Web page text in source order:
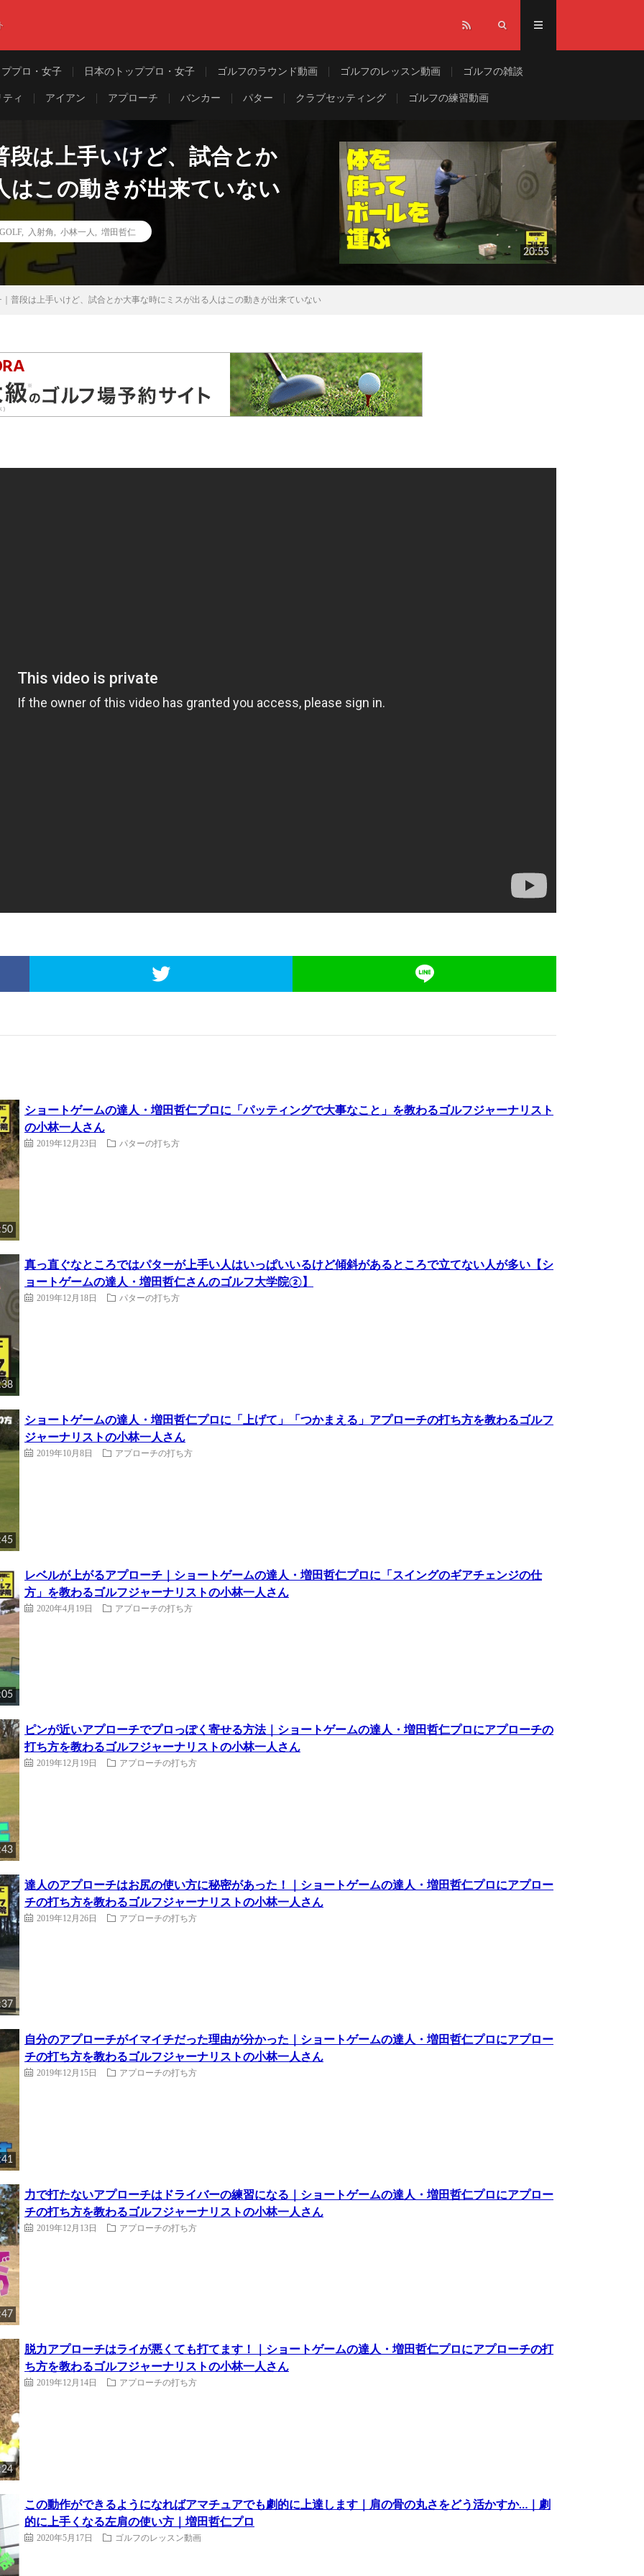
プロ・女子 日本のトッププロ・女子 ゴルフのラウンド動画 ゴルフのレッスン動画 ゴルフの雑談
ィ アイアン アプローチ バンカー パター クラブセッティング ゴルフの練習動画
段は上手いけど、試合とか
はこの動きが出来ていない
, 入射角 小林一人 増田哲仁
20:55
普段は上手いけど、試合とか大事な時にミスが出る人はこの動きが出来ていない
ショートゲームの達人・増田哲仁プロに「パッティングで大事なこと」を教わるゴルフジャーナリスト
の小林一人さん
2019年12月23日 パターの打ち方
真っ直ぐなところではパターが上手い人はいっぱいいるけど傾斜があるところで立てない人が多い【シ
ョートゲームの達人・増田哲仁さんのゴルフ大学院②】
2019年12月18日 パターの打ち方
ショートゲームの達人・増田哲仁プロに「上げて」「つかまえる」アプローチの打ち方を教わるゴルフ
ジャーナリストの小林一人さん
2019年10月8日 アプローチの打ち方
レベルが上がるアプローチ｜ショートゲームの達人・増田哲仁プロに「スイングのギアチェンジの仕
方」を教わるゴルフジャーナリストの小林一人さん
2020年4月19日 アプローチの打ち方
ピンが近いアプローチでプロっぽく寄せる方法｜ショートゲームの達人・増田哲仁プロにアプローチの
打ち方を教わるゴルフジャーナリストの小林一人さん
2019年12月19日 アプローチの打ち方
達人のアプローチはお尻の使い方に秘密があった！｜ショートゲームの達人・増田哲仁プロにアプロー
チの打ち方を教わるゴルフジャーナリストの小林一人さん
2019年12月26日 アプローチの打ち方
自分のアプローチがイマイチだった理由が分かった｜ショートゲームの達人・増田哲仁プロにアプロー
チの打ち方を教わるゴルフジャーナリストの小林一人さん
2019年12月15日 アプローチの打ち方
力で打たないアプローチはドライバーの練習になる｜ショートゲームの達人・増田哲仁プロにアプロー
チの打ち方を教わるゴルフジャーナリストの小林一人さん
2019年12月13日 アプローチの打ち方
脱力アプローチはライが悪くても打てます！｜ショートゲームの達人・増田哲仁プロにアプローチの打
ち方を教わるゴルフジャーナリストの小林一人さん
2019年12月14日 アプローチの打ち方
この動作ができるようになればアマチュアでも劇的に上達します｜肩の骨の丸さをどう活かすか…｜劇
的に上手くなる左肩の使い方｜増田哲仁プロ
2020年5月17日 ゴルフのレッスン動画